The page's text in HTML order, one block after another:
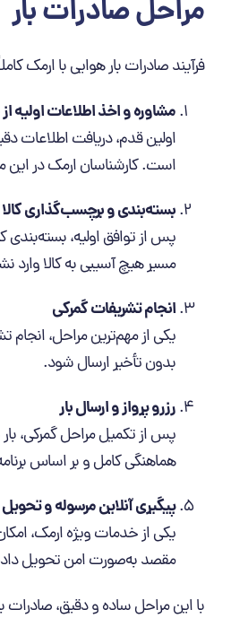
مراحل صادرات بار
فرآیند صادرات بار هوایی با ارمک
مشاوره و اخذ اطلاعات اولیه
اولین قدم، دریافت اطلاعات
است. کارشناسان ارمک در این
بسته‌بندی و برچسب‌گذاری کالا
پس از توافق اولیه،
مسیر هیچ آسیبی به کالا وارد
انجام تشریفات گمرکی
یکی از مهم‌ترین مراحل، انجام
بدون تأخیر ارسال شود.
رزرو پرواز و ارسال بار
پس از تکمیل مراحل گمرکی،
هماهنگی کامل و بر اساس
پیگیری آنلاین مرسوله و
یکی از خدمات ویژه ارمک،
مقصد به‌صورت امن تحویل
با این مراحل ساده و دقیق،